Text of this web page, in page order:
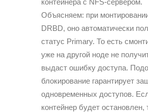
контейнера с NFS-сервером.
Объясняем: при
DRBD, оно автоматически
статус Primary. То есть
уже на другой ноде не
выдаст ошибку доступа.
блокирование гарантирует
одновременных доступов.
контейнер будет остановлен,